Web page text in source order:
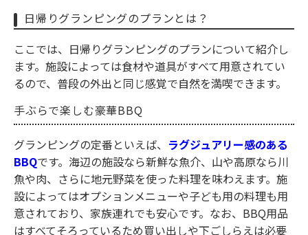
日帰りグランピングのプランとは？
ここでは、日帰りグランピングのプランについて紹介し
ます。施設によっては食材や道具がすべて用意されてい
るので、普段の外出と同じ感覚で自然を満喫できます。
手ぶらで楽しむ豪華BBQ
グランピングの定番といえば、 ラグジュアリー感のある
BBQです。海辺の施設なら新鮮な魚介、山や高原なら川
魚や肉、さらに地元野菜を使った料理を味わえます。施
設によってはオプションメニューや子ども用の料理も用
意されており、家族連れでも安心です。なお、BBQ用品
はすべてそろっているため買い出しや下ごしらえは必要